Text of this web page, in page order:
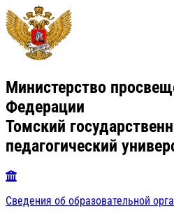
Министерство
Федерации
Томский
педагогический
Сведения об образовательной